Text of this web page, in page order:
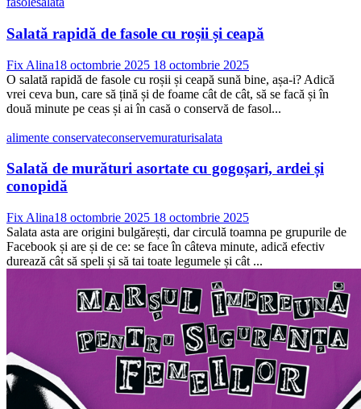
Salată rapidă de fasole cu roșii și ceapă
Fix Alina18 octombrie 2025 18 octombrie 2025
O salată rapidă de fasole cu roșii și ceapă sună bine, așa-i? Adică
vrei ceva bun, care să țină și de foame cât de cât, să se facă și în
două minute pe ceas și ai în casă o conservă de fasol...
alimente conservateconservemuraturisalata
Salată de murături asortate cu gogoșari, ardei și
conopidă
Fix Alina18 octombrie 2025 18 octombrie 2025
Salata asta are origini bulgărești, dar circulă toamna pe grupurile de
Facebook și are și de ce: se face în câteva minute, adică efectiv
durează cât să speli și să tai toate legumele și cât ...